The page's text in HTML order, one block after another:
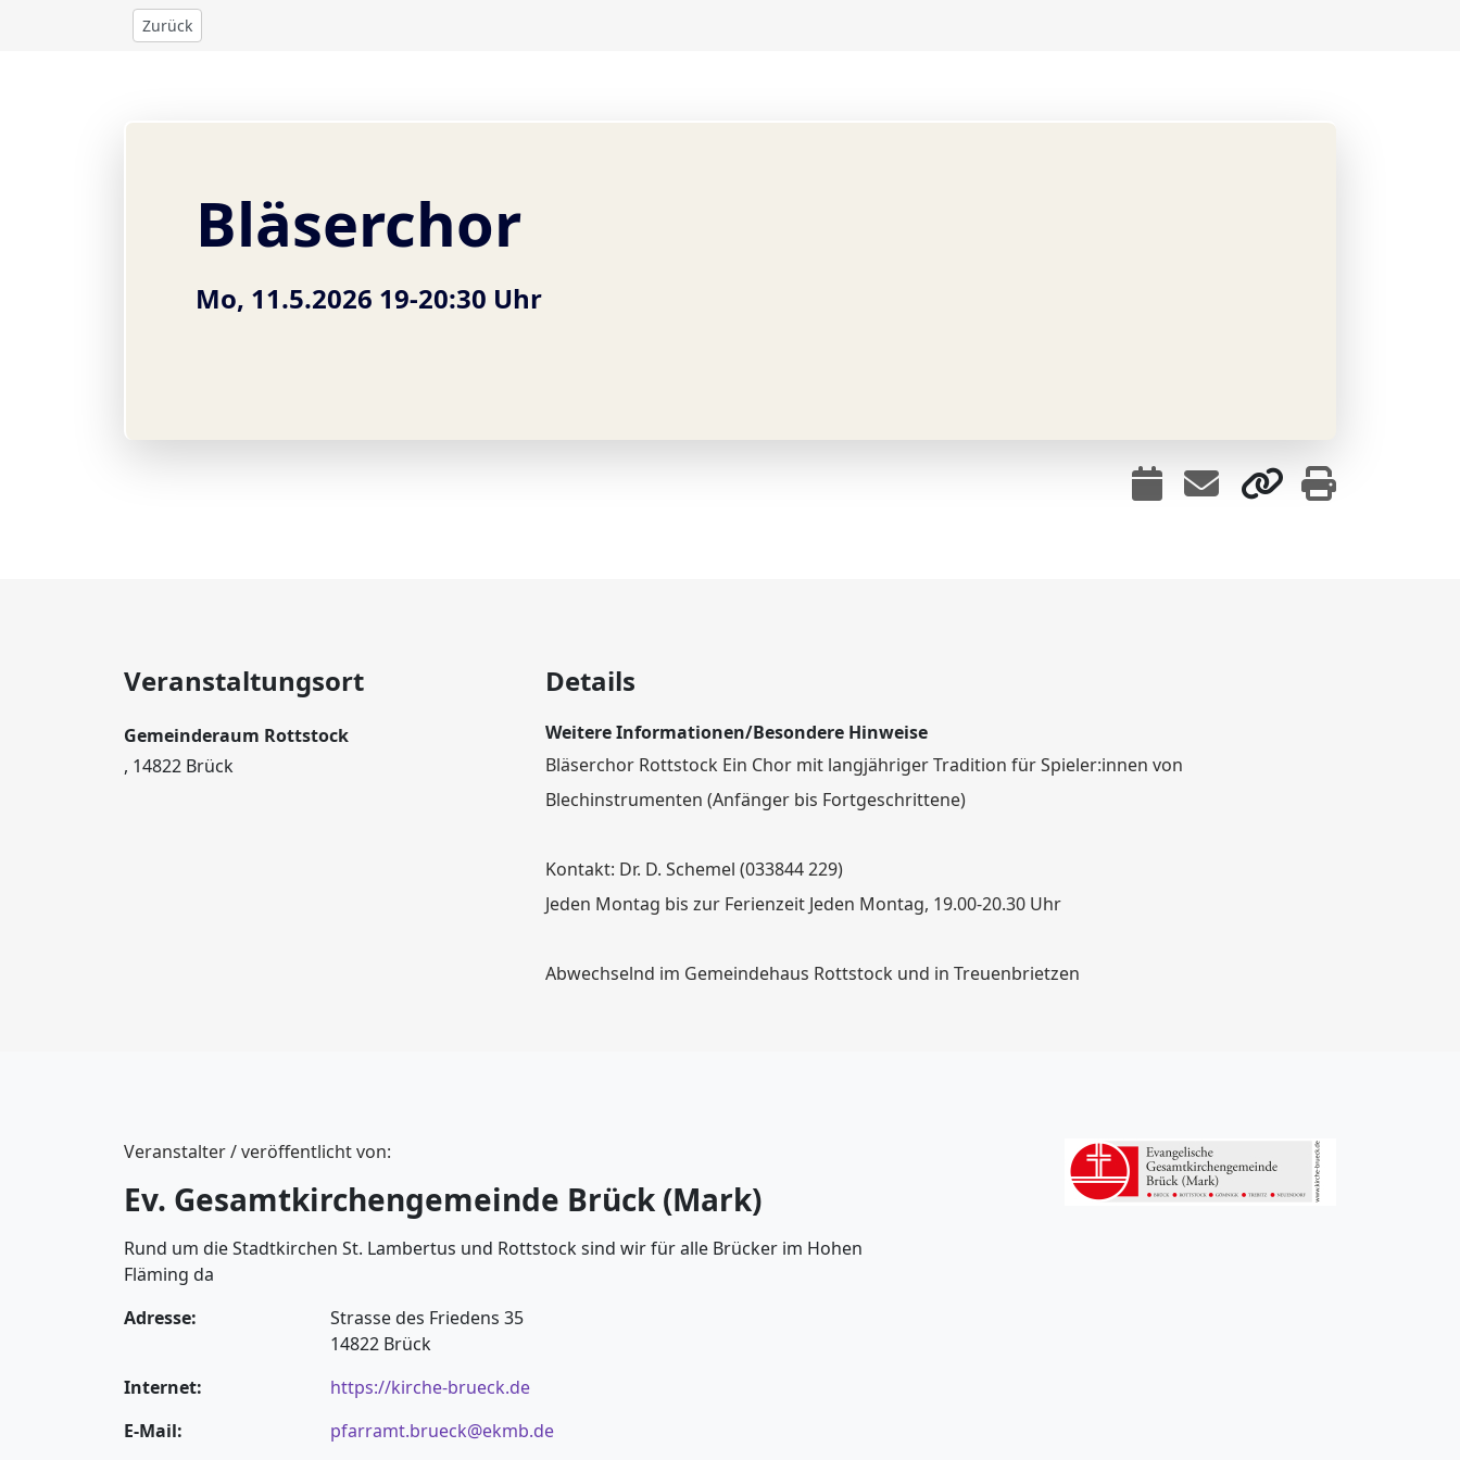
Zurück
Bläserchor
Mo, 11.5.2026 19-20:30 Uhr
Veranstaltungsort
Gemeinderaum Rottstock
, 14822 Brück
Details
Weitere Informationen/Besondere Hinweise
Bläserchor Rottstock Ein Chor mit langjähriger Tradition für Spieler:innen von
Blechinstrumenten (Anfänger bis Fortgeschrittene)
Kontakt: Dr. D. Schemel (033844 229)
Jeden Montag bis zur Ferienzeit Jeden Montag, 19.00-20.30 Uhr
Abwechselnd im Gemeindehaus Rottstock und in Treuenbrietzen
Veranstalter / veröffentlicht von:
Ev. Gesamtkirchengemeinde Brück (Mark)
Rund um die Stadtkirchen St. Lambertus und Rottstock sind wir für alle Brücker im Hohen
Fläming da
Adresse:
Strasse des Friedens 35
14822 Brück
Internet:
https://kirche-brueck.de
E-Mail:
pfarramt.brueck@ekmb.de